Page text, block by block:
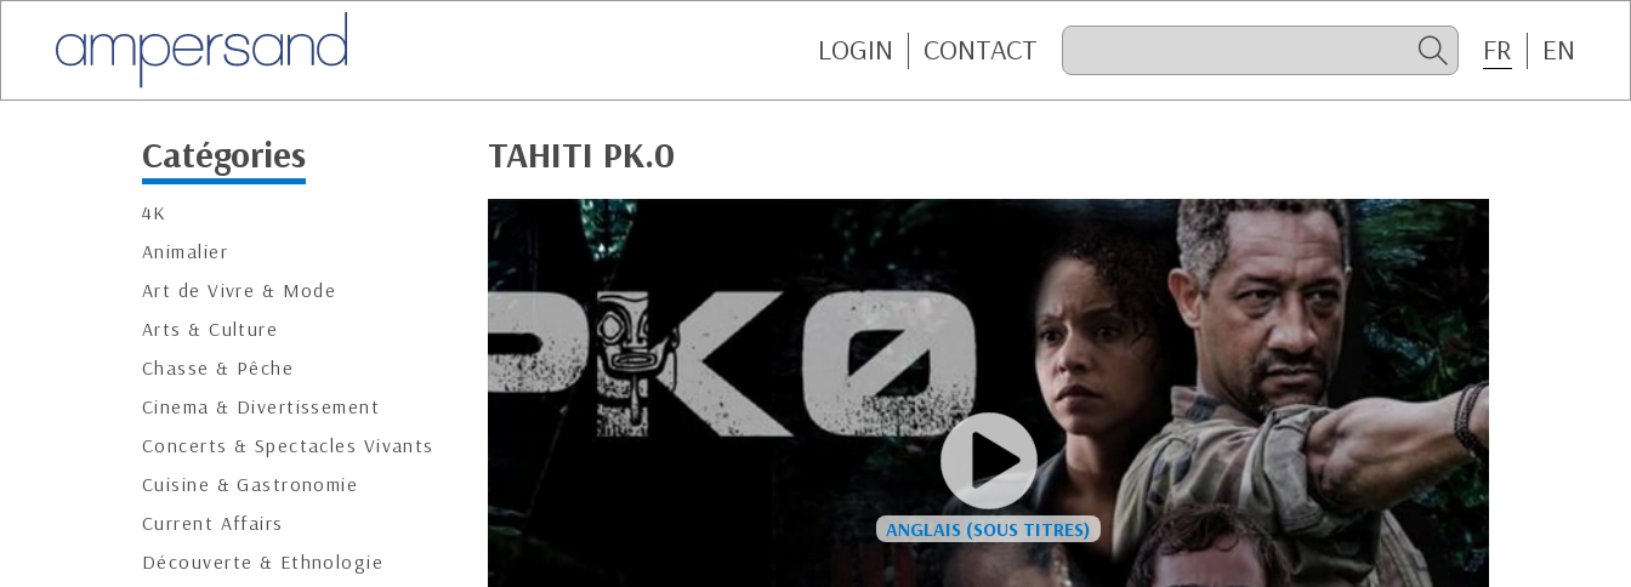
LOGIN CONTACT FR EN
Catégories
4K
Animalier
Art de Vivre & Mode
Arts & Culture
Chasse & Pêche
Cinema & Divertissement
Concerts & Spectacles Vivants
Cuisine & Gastronomie
Current Affairs
Découverte & Ethnologie
TAHITI PK.0